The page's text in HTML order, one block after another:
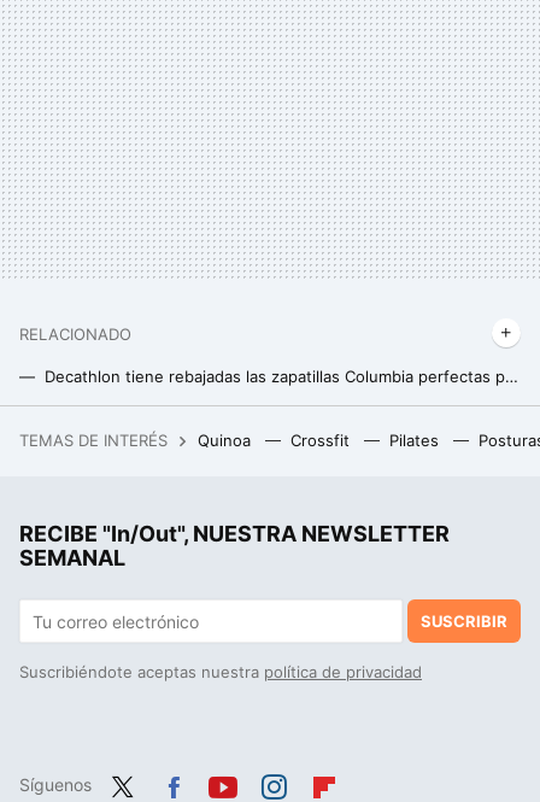
RELACIONADO
Decathlon tiene rebajadas las zapatillas Columbia perfectas para hacer senderismo: son impermeables, resistentes y ligeras
TEMAS DE INTERÉS Quinoa Crossfit Pilates
RECIBE "In/Out", NUESTRA NEWSLETTER
SEMANAL
SUSCRIBIR
Suscribiéndote aceptas nuestra política de privacidad
Síguenos